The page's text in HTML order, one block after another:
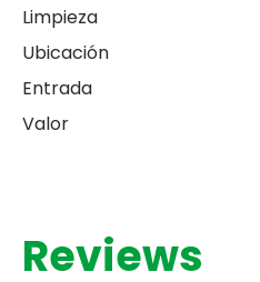
Limpieza
Ubicación
Entrada
Valor
Reviews